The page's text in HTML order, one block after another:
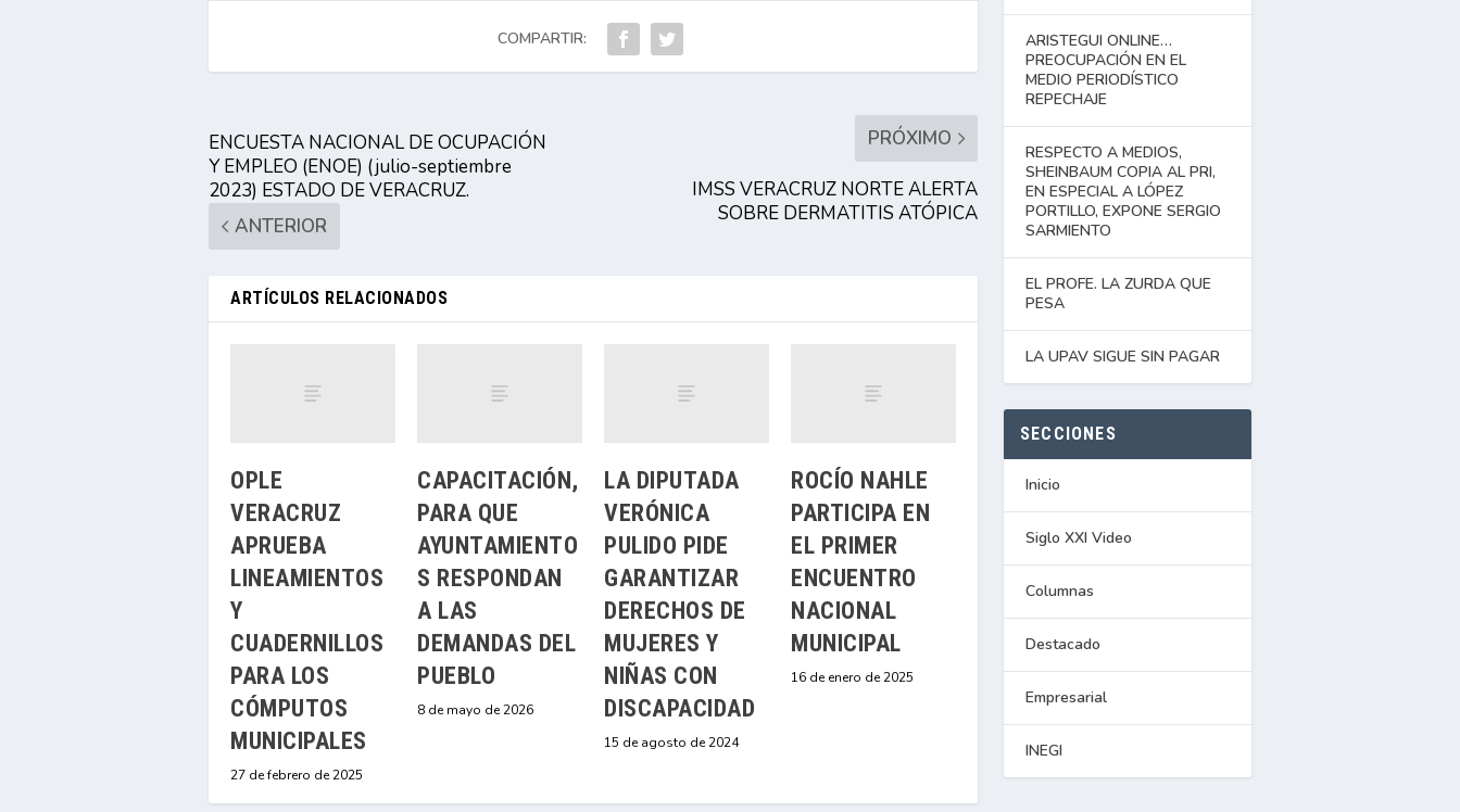
COMPARTIR:
ENCUESTA NACIONAL DE OCUPACIÓN
Y EMPLEO (ENOE) (julio-septiembre
2023) ESTADO DE VERACRUZ.
ANTERIOR
PRÓXIMO
IMSS VERACRUZ NORTE ALERTA
SOBRE DERMATITIS ATÓPICA
ARTÍCULOS RELACIONADOS
OPLE
VERACRUZ
APRUEBA
LINEAMIENTOS
Y
CUADERNILLOS
PARA LOS
CÓMPUTOS
MUNICIPALES
27 de febrero de 2025
CAPACITACIÓN,
PARA QUE
AYUNTAMIENTO
S RESPONDAN
A LAS
DEMANDAS DEL
PUEBLO
8 de mayo de 2026
LA DIPUTADA
VERÓNICA
PULIDO PIDE
GARANTIZAR
DERECHOS DE
MUJERES Y
NIÑAS CON
DISCAPACIDAD
15 de agosto de 2024
ROCÍO NAHLE
PARTICIPA EN
EL PRIMER
ENCUENTRO
NACIONAL
MUNICIPAL
16 de enero de 2025
ARISTEGUI ONLINE…
PREOCUPACIÓN EN EL
MEDIO PERIODÍSTICO
REPECHAJE
RESPECTO A MEDIOS,
SHEINBAUM COPIA AL PRI,
EN ESPECIAL A LÓPEZ
PORTILLO, EXPONE SERGIO
SARMIENTO
EL PROFE. LA ZURDA QUE
PESA
LA UPAV SIGUE SIN PAGAR
SECCIONES
Inicio
Siglo XXI Video
Columnas
Destacado
Empresarial
INEGI